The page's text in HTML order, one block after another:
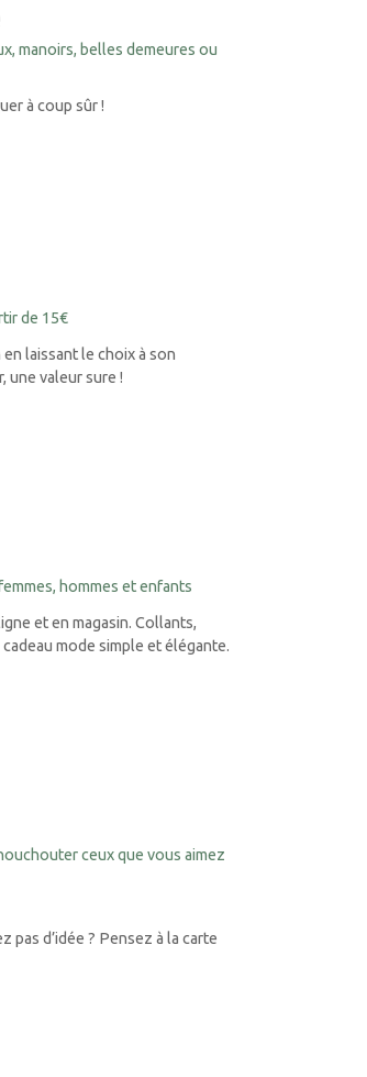
manoirs, belles demeures ou
à coup sûr !
de 15€
laissant le choix à son
une valeur sure !
hommes et enfants
et en magasin. Collants,
mode simple et élégante.
ceux que vous aimez
pas d’idée ? Pensez à la carte